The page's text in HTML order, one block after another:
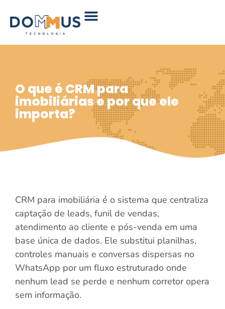
O que é CRM para
imobiliárias e por que ele
importa?
CRM para imobiliária é o sistema que centraliza
captação de leads, funil de vendas,
atendimento ao cliente e pós-venda em uma
base única de dados. Ele substitui planilhas,
controles manuais e conversas dispersas no
WhatsApp por um fluxo estruturado onde
nenhum lead se perde e nenhum corretor opera
sem informação.